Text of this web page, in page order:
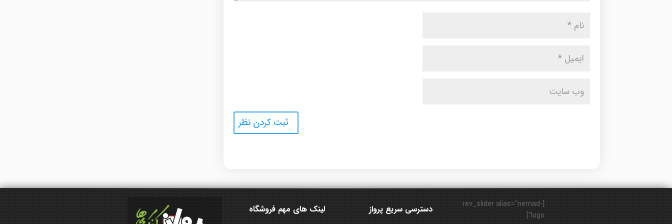
لینک های مهم فروشگاه دسترسی سریع پرواز
[rev_slider alias="nemad-
logo"]